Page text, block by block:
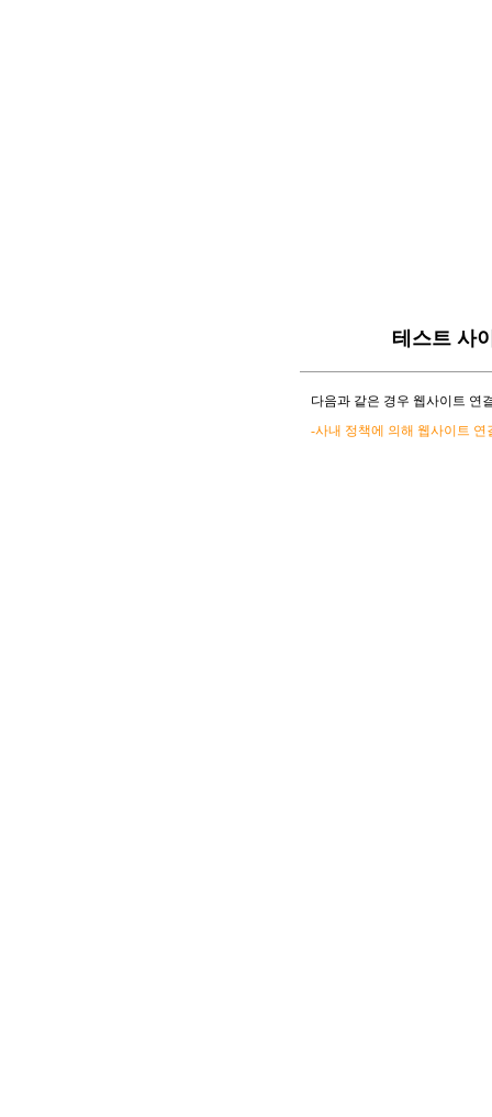
테스트 사
다음과 같은 경우 웹사이트 연
-사내 정책에 의해 웹사이트